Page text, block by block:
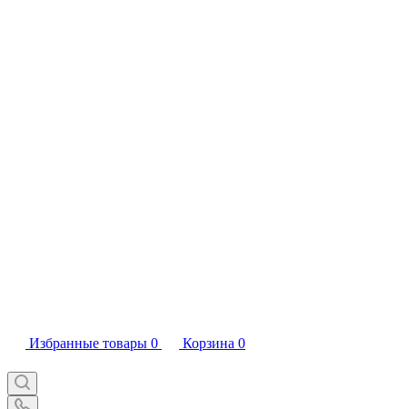
Избранные товары 0 Корзина 0